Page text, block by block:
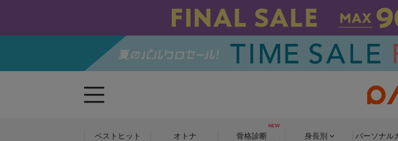
ベストヒット オトナ 骨格診断 身長別 パーソナル